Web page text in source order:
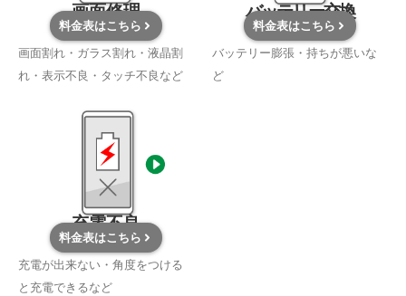
画面修理
料金表はこちら
画面割れ・ガラス割れ・液晶割
れ・表示不良・タッチ不良など
バッテリー交換
料金表はこちら
バッテリー膨張・持ちが悪いな
ど
充電不良
料金表はこちら
充電が出来ない・角度をつける
と充電できるなど